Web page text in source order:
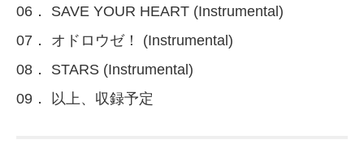
06． SAVE YOUR HEART (Instrumental)
07． オドロウゼ！ (Instrumental)
08． STARS (Instrumental)
09． 以上、収録予定